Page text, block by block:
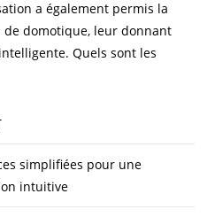
a également permis la
domotique, leur donnant
Quels sont les
simplifiées pour une
intuitive